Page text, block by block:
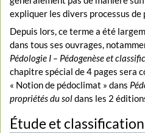
expliquer les divers processus de
Depuis lors, ce terme a été
dans tous ses ouvrages,
Pédologie I – Pédogenèse et
chapitre spécial de 4 pages sera
« Notion de pédoclimat » dans
propriétés du soldans les 2
Étude et